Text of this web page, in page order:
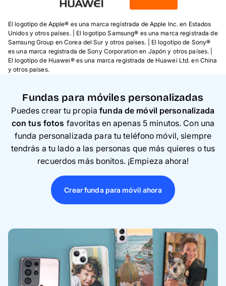
El logotipo de Apple® es una marca registrada de Apple Inc. en Estados
Unidos y otros países. | El logotipo Samsung® es una marca registrada de
Samsung Group en Corea del Sur y otros países. | El logotipo de Sony®
es una marca registrada de Sony Corporation en Japón y otros países. |
El logotipo de Huawei® es una marca registrada de Huawei Ltd. en China
y otros países.
Fundas para móviles personalizadas
Puedes crear tu propiafunda de móvil personalizada
con tus fotos favoritas en apenas 5 minutos. Con una
funda personalizada para tu teléfono móvil, siempre
tendrás a tu lado a las personas que más quieres o tus
recuerdos más bonitos. ¡Empieza ahora!
Crear funda para móvil ahora